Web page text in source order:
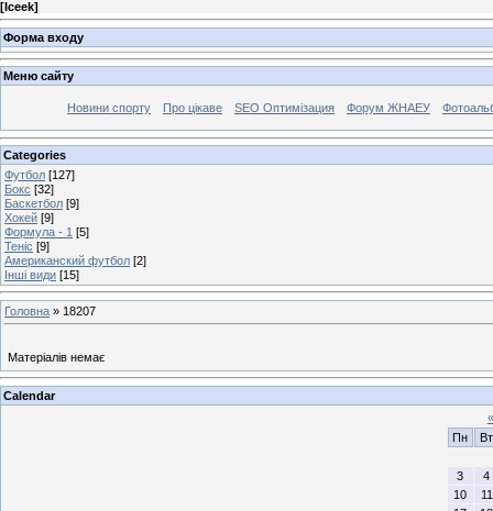
[Iceek]
Форма входу
Меню сайту
Новини спорту Про цікаве SEO Оптимізация Форум ЖНАЕУ
Categories
Футбол [127]
Бокс [32]
Баскетбол [9]
Хокей [9]
Формула - 1 [5]
Теніс [9]
Американский футбол [2]
Інші види [15]
Головна » 18207
Матеріалів немає
Calendar
«
Пн
Вт
3
4
10
11